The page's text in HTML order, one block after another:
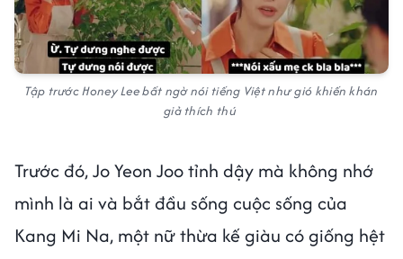
Tập trước Honey Lee bất ngờ nói tiếng Việt như gió khiến khán
giả thích thú
Trước đó, Jo Yeon Joo tỉnh dậy mà không nhớ
mình là ai và bắt đầu sống cuộc sống của
Kang Mi Na, một nữ thừa kế giàu có giống hệt